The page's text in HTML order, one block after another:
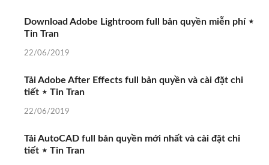
Download Adobe Lightroom full bản quyền miễn phí ⋆
Tin Tran
22/06/2019
Tải Adobe After Effects full bản quyền và cài đặt chi
tiết ⋆ Tin Tran
22/06/2019
Tải AutoCAD full bản quyền mới nhất và cài đặt chi
tiết ⋆ Tin Tran